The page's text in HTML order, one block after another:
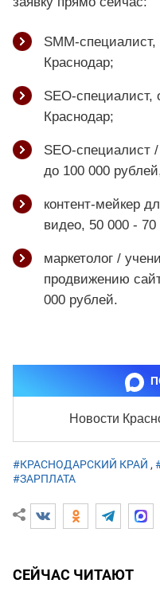
SMM-
Краснодар;
SEO-специалист,
Краснодар;
SEO-специалист
до 100 000
контент-мейкер
видео, 50 000 -
маркетолог /
продвижению
000 рублей.
Новости
#КРАСНОДАРСКИЙ КРАЙ ,
#ЗАРПЛАТА
СЕЙЧАС ЧИТАЮТ